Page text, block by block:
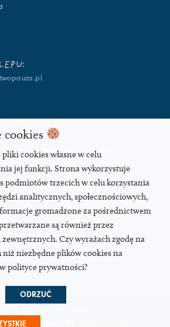
w dni powszednie w godzinach 11-15,
SMS, gdybym nie odbierała)
skrzydłami
cookies
cookies własne w celu
jej funkcji. Strona wykorzystuje
podmiotów trzecich w celu korzystania
analitycznych, społecznościowych,
gromadzone za pośrednictwem
są również przez
Czy wyrażach zgodę na
niezbędne plików cookies na
polityce prywatności?
ODRZUĆ